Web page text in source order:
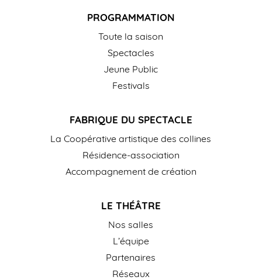
PROGRAMMATION
Toute la saison
Spectacles
Jeune Public
Festivals
FABRIQUE DU SPECTACLE
La Coopérative artistique des collines
Résidence-association
Accompagnement de création
LE THÉÂTRE
Nos salles
L’équipe
Partenaires
Réseaux